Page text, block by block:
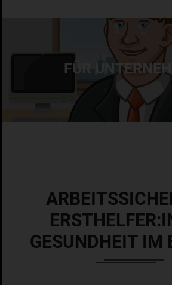
FÜR
GESUNDHEIT IM